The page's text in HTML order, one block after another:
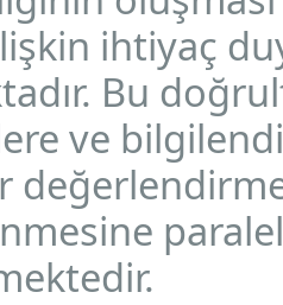
ihtiyaç
Bu
ve